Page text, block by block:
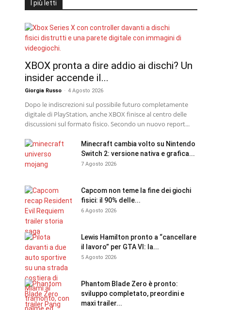
I più letti
XBOX pronta a dire addio ai dischi? Un
insider accende il...
Giorgia Russo - 4 Agosto 2026
Dopo le indiscrezioni sul possibile futuro completamente
digitale di PlayStation, anche XBOX finisce al centro delle
discussioni sul formato fisico. Secondo un nuovo report...
Minecraft cambia volto su Nintendo
Switch 2: versione nativa e grafica...
7 Agosto 2026
Capcom non teme la fine dei giochi
fisici: il 90% delle...
6 Agosto 2026
Lewis Hamilton pronto a “cancellare
il lavoro” per GTA VI: la...
5 Agosto 2026
Phantom Blade Zero è pronto:
sviluppo completato, preordini e
maxi trailer...